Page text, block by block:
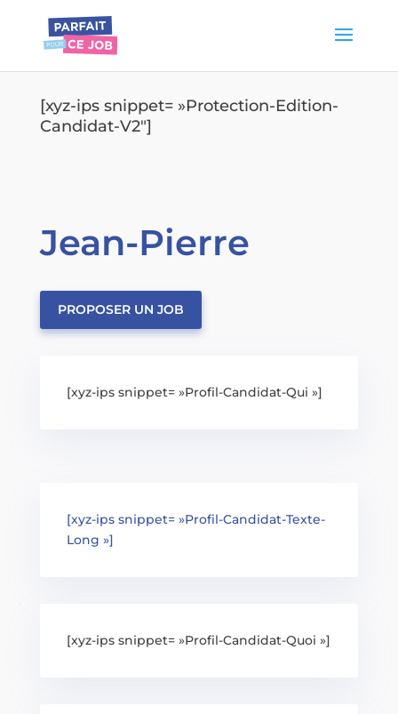
[xyz-ips snippet= »Protection-Edition-
Candidat-V2″]
Jean-Pierre
PROPOSER UN JOB
[xyz-ips snippet= »Profil-Candidat-Qui »]
[xyz-ips snippet= »Profil-Candidat-Texte-
Long »]
[xyz-ips snippet= »Profil-Candidat-Quoi »]